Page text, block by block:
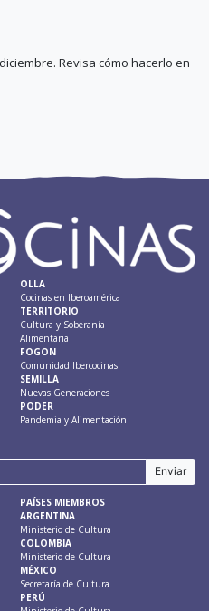
Revisa cómo hacerlo en
OLLA
Cocinas en Iberoamérica
TERRITORIO
Cultura y Soberanía
Alimentaria
FOGON
Comunidad Ibercocinas
SEMILLA
Nuevas Generaciones
PODER
Pandemia y Alimentación
PAÍSES MIEMBROS
ARGENTINA
Ministerio de Cultura
COLOMBIA
Ministerio de Cultura
MÉXICO
Secretaría de Cultura
PERÚ